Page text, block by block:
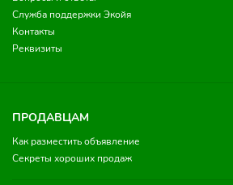
Служба поддержки Экойя
Контакты
Реквизиты
ПРОДАВЦАМ
Как разместить объявление
Секреты хороших продаж